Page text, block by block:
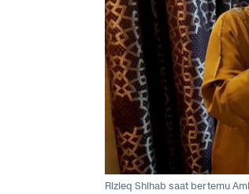
Rizieq Shihab saat bertemu